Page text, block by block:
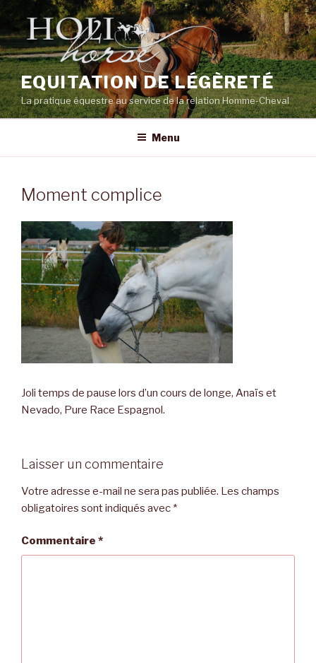
contenu
principal
EQUITATION DE LÉGÈRETÉ
La pratique équestre au service de la relation Homme-Cheval
Menu
Moment complice
Joli temps de pause lors d’un cours de longe, Anaïs et
Nevado, Pure Race Espagnol.
Laisser un commentaire
Votre adresse e-mail ne sera pas publiée. Les champs
obligatoires sont indiqués avec *
Commentaire *